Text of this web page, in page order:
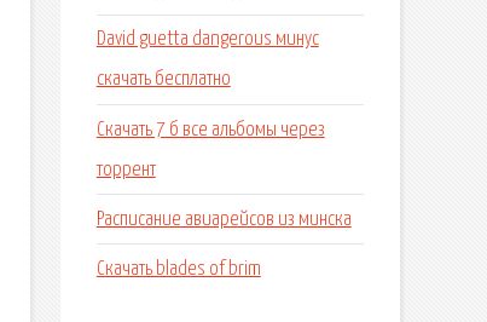
David guetta dangerous минус
скачать бесплатно
Скачать 7 б все альбомы через
торрент
Расписание авиарейсов из минска
Скачать blades of brim